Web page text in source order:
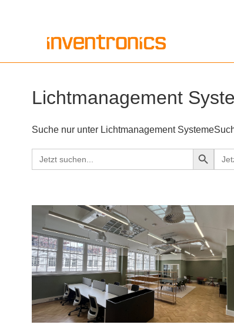
Lichtmanagement
Suche nur unter Lichtmanagement Systeme
Search
for:
Search Button
for: